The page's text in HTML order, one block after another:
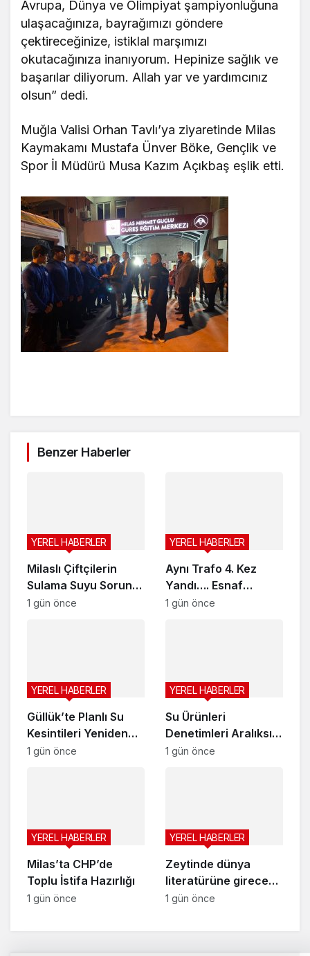
Avrupa, Dünya ve Olimpiyat şampiyonluğuna
ulaşacağınıza, bayrağımızı göndere
çektireceğinize, istiklal marşımızı
okutacağınıza inanıyorum. Hepinize sağlık ve
başarılar diliyorum. Allah yar ve yardımcınız
olsun” dedi.
Muğla Valisi Orhan Tavlı’ya ziyaretinde Milas
Kaymakamı Mustafa Ünver Böke, Gençlik ve
Spor İl Müdürü Musa Kazım Açıkbaş eşlik etti.
Benzer Haberler
Milaslı Çiftçilerin
Sulama Suyu Sorunu
Gündeme Taşındı:
YEREL HABERLER
1 gün önce
Aynı Trafo 4. Kez
Yandı…. Esnaf
İsyanda…
YEREL HABERLER
1 gün önce
Güllük’te Planlı Su
Kesintileri Yeniden
Başlıyor
YEREL HABERLER
1 gün önce
Su Ürünleri
Denetimleri Aralıksız
Sürüyor
YEREL HABERLER
1 gün önce
Milas’ta CHP’de
Toplu İstifa Hazırlığı
YEREL HABERLER
1 gün önce
Zeytinde dünya
literatürüne girecek
başarı
YEREL HABERLER
1 gün önce